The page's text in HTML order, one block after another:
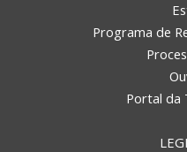
Programa de
Portal da